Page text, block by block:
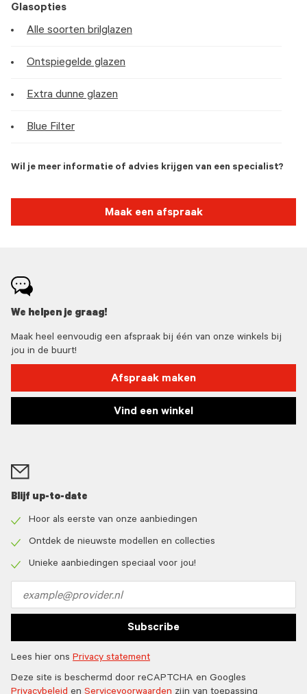
Glasopties
Alle soorten brilglazen
Ontspiegelde glazen
Extra dunne glazen
Blue Filter
Wil je meer informatie of advies krijgen van een specialist?
Maak een afspraak
We helpen je graag!
Maak heel eenvoudig een afspraak bij één van onze winkels bij
jou in de buurt!
Afspraak maken
Vind een winkel
Blijf up-to-date
icon
Hoor als eerste van onze aanbiedingen
icon
Ontdek de nieuwste modellen en collecties
Unieke aanbiedingen speciaal voor jou!
address
Subscribe
Lees hier ons Privacy statement
Deze site is beschermd door reCAPTCHA en Googles